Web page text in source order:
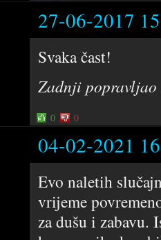
27-06-2017
Svaka čast!
Zadnji
0 0
04-02-2021
Evo naletih
vrijeme
za dušu i zabavu.